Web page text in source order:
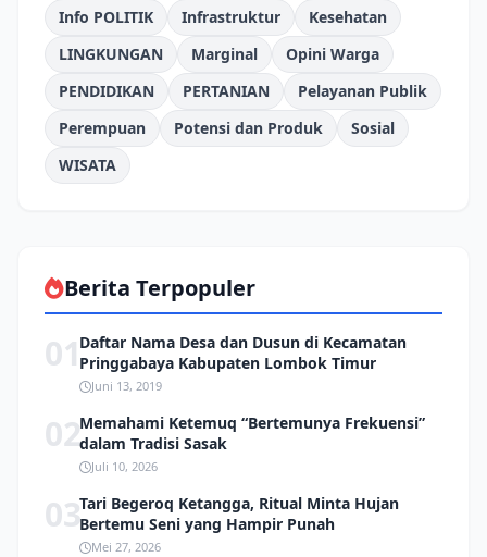
Info POLITIK
Infrastruktur
Kesehatan
LINGKUNGAN
Marginal
Opini Warga
PENDIDIKAN
PERTANIAN
Pelayanan Publik
Perempuan
Potensi dan Produk
Sosial
WISATA
Berita Terpopuler
01Daftar Nama Desa dan Dusun di Kecamatan
Pringgabaya Kabupaten Lombok Timur
Juni 13, 2019
02Memahami Ketemuq “Bertemunya Frekuensi”
dalam Tradisi Sasak
Juli 10, 2026
03Tari Begeroq Ketangga, Ritual Minta Hujan
Bertemu Seni yang Hampir Punah
Mei 27, 2026